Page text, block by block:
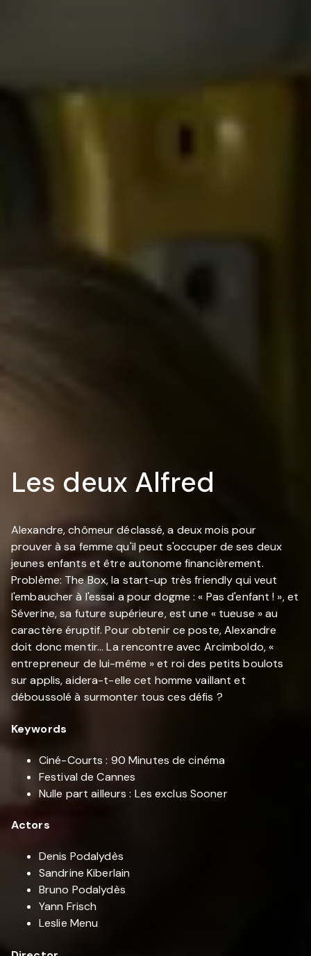
Les deux Alfred
Alexandre, chômeur déclassé, a deux mois pour
prouver à sa femme qu'il peut s'occuper de ses deux
jeunes enfants et être autonome financièrement.
Problème: The Box, la start-up très friendly qui veut
l'embaucher à l'essai a pour dogme : « Pas d'enfant ! », et
Séverine, sa future supérieure, est une « tueuse » au
caractère éruptif. Pour obtenir ce poste, Alexandre
doit donc mentir... La rencontre avec Arcimboldo, «
entrepreneur de lui-même » et roi des petits boulots
sur applis, aidera-t-elle cet homme vaillant et
déboussolé à surmonter tous ces défis ?
Keywords
Ciné-Courts : 90 Minutes de cinéma
Festival de Cannes
Nulle part ailleurs : Les exclus Sooner
Actors
Denis Podalydès
Sandrine Kiberlain
Bruno Podalydès
Yann Frisch
Leslie Menu